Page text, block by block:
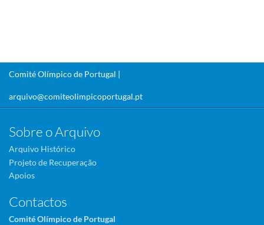
Comité Olímpico de Portugal |
arquivo@comiteolimpicoportugal.pt
Sobre o Arquivo
Arquivo Histórico
Projeto de Recuperação
Apoios
Contactos
Comité Olímpico de Portugal